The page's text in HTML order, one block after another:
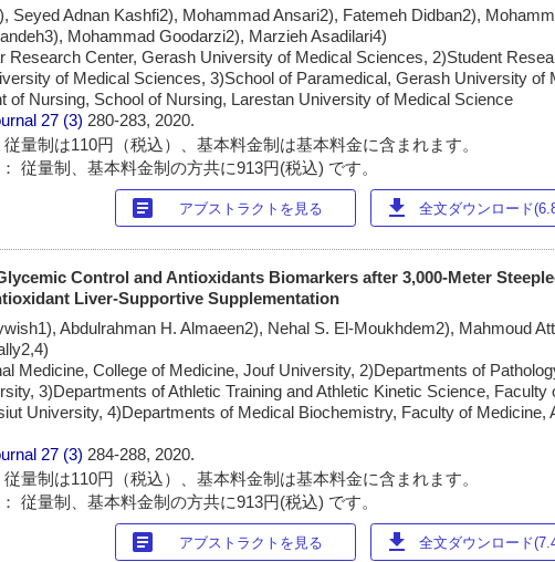
Seyed Adnan Kashfi2), Mohammad Ansari2), Fatemeh Didban2),
Mohammad Goodarzi2), Marzieh Asadilari4)
Research Center, Gerash University of Medical Sciences, 2)Student
of Medical Sciences, 3)School of Paramedical, Gerash University of
of Nursing, School of Nursing, Larestan University of Medical Science
27 (3) 280-283, 2020.
量制は110円（税込）、基本料金制は基本料金に含まれます。
従量制、基本料金制の方共に913円(税込) です。
article アブストラクトを見る download 全文ダウンロード
Control and Antioxidants Biomarkers after 3,000-Meter
Liver-Supportive Supplementation
Abdulrahman H. Almaeen2), Nehal S. El-Moukhdem2), Mahmoud
Medicine, College of Medicine, Jouf University, 2)Departments of
3)Departments of Athletic Training and Athletic Kinetic Science, Faculty
University, 4)Departments of Medical Biochemistry, Faculty of Medicine,
27 (3) 284-288, 2020.
量制は110円（税込）、基本料金制は基本料金に含まれます。
従量制、基本料金制の方共に913円(税込) です。
article アブストラクトを見る download 全文ダウンロード